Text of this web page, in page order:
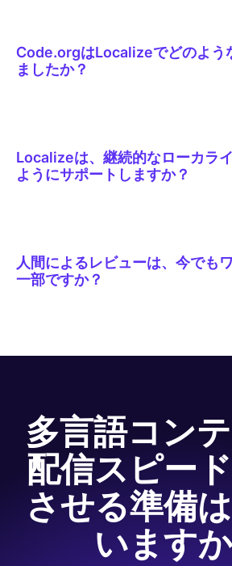
グラミング用語も容易に発見できます。
る29言語すべてにおいて、「ループ」や
Code.orgはLocalizeでどのよう
ましたか？
Localizeは、継続的なローカラ
ようにサポートしますか？
す。
人間によるレビューは、今でも
一部ですか？
ては人間のレビューを行っています。
多言語コン
配信スピー
させる準備
います